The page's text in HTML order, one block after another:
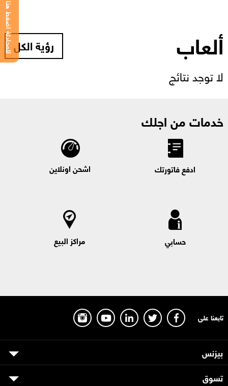
ألعاب رؤية الكل
لا توجد نتائج
خدمات من اجلك
ادفع فاتورتك اشحن اونلاين
حسابي مراكز البيع
للمحادثة اضغط هنا
تابعنا على
بيزنس
تسوق